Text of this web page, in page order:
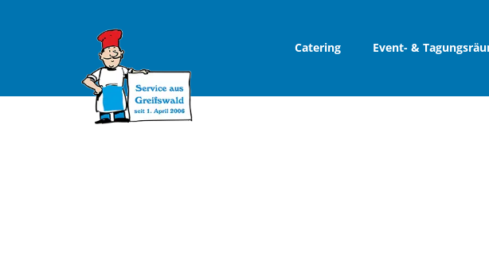
Catering Event- &